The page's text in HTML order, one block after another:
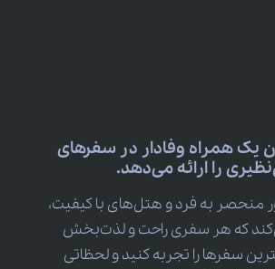
یک همراه وفادار در سفرهای
را ارائه می‌دهد.
منحصر به فرد و هتل‌های با کیفیت،
که هر سفری راحت و لذت‌بخش
سفرها را تجربه کنید و لحظاتی